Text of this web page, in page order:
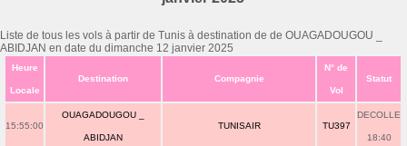
Liste de tous les vols à partir de Tunis à destination de de OUAGADOUGOU _
ABIDJAN en date du dimanche 12 janvier 2025
Heure
Locale
Destination Compagnie
N° de
Vol
Statut
15:55:00
OUAGADOUGOU _
ABIDJAN
TUNISAIR TU397
DECOLLE
18:40